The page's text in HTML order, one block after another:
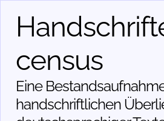
census
Eine
handschriftlichen